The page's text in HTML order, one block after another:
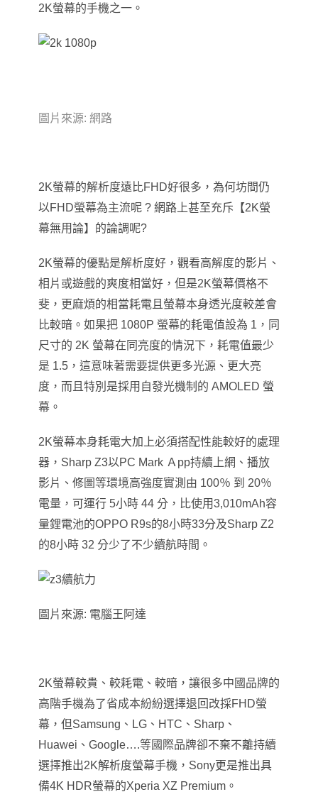
2K螢幕的手機之一。
圖片來源: 網路
2K螢幕的解析度遠比FHD好很多 ， 為何坊間仍
以FHD螢幕為主流呢 ? 網路上甚至充斥【2K螢
幕無用論】的論調呢?
2K螢幕的優點是解析度好 ， 觀看高解度的影片、
相片或遊戲的爽度相當好 ， 但是2K螢幕價格不
斐 ， 更麻煩的相當耗電且螢幕本身透光度較差會
比較暗。如果把 1080P 螢幕的耗電值設為 1，同
尺寸的 2K 螢幕在同亮度的情況下，耗電值最少
是 1.5 ， 這意味著需要提供更多光源、更大亮
度，而且特別是採用自發光機制的 AMOLED 螢
幕。
2K螢幕本身耗電大加上必須搭配性能較好的處理
器 ， Sharp Z3以PC Mark Ａpp持續上網、播放
影片、修圖等環境高強度實測由 100％ 到 20％
電量，可運行 5小時 44 分，比使用3,010mAh容
量鋰電池的OPPO R9s的8小時33分及Sharp Z2
的8小時 32 分少了不少續航時間。
圖片來源: 電腦王阿達
2K螢幕較貴、較耗電、較暗，讓很多中國品牌的
高階手機為了省成本紛紛選擇退回改採FHD螢
幕，但Samsung、LG、HTC、Sharp 、
Huawei 、Google….等國際品牌卻不棄不離持續
選擇推出2K解析度螢幕手機，Sony更是推出具
備4K HDR螢幕的Xperia XZ Premium。